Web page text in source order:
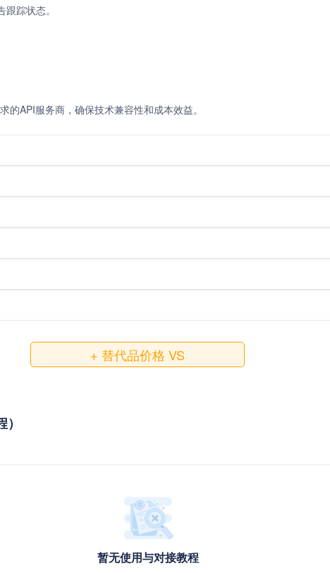
踪状态。
API服务商，确保技术兼容性和成本效益。
+ 替代品价格 VS
暂无使用与对接教程